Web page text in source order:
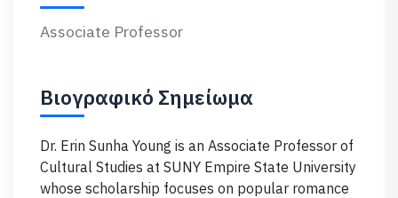
Associate Professor
Βιογραφικό Σημείωμα
Dr. Erin Sunha Young is an Associate Professor of
Cultural Studies at SUNY Empire State University
whose scholarship focuses on popular romance